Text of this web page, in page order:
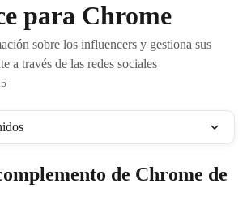
para Chrome
sobre los influencers y gestiona sus
a través de las redes sociales
de Chrome de